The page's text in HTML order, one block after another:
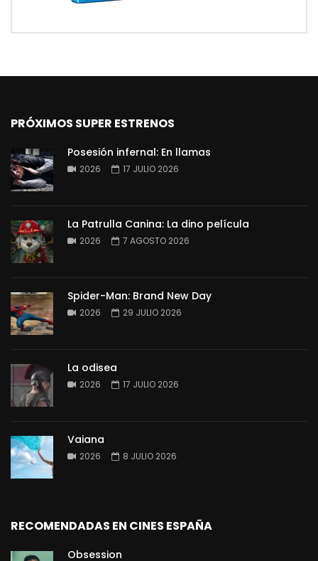
PRÓXIMOS SUPER ESTRENOS
Posesión infernal: En llamas
2026 17 JULIO 2026
La Patrulla Canina: La dino película
2026 7 AGOSTO 2026
Spider-Man: Brand New Day
2026 29 JULIO 2026
La odisea
2026 17 JULIO 2026
Vaiana
2026 8 JULIO 2026
RECOMENDADAS EN CINES ESPAÑA
Obsession